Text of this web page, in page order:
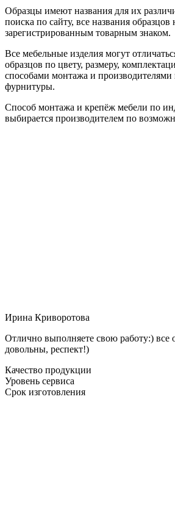
Образцы имеют названия для их
поиска по сайту, все названия образцов
зарегистрированным товарным знаком.
Все мебельные изделия могут
образцов по цвету, размеру,
способами монтажа и
фурнитуры.
Способ монтажа и крепёж мебели по
выбирается производителем по
Ирина Криворотова
Отлично выполняете свою работу:) все
довольны, респект!)
Качество продукции
Уровень сервиса
Срок изготовления